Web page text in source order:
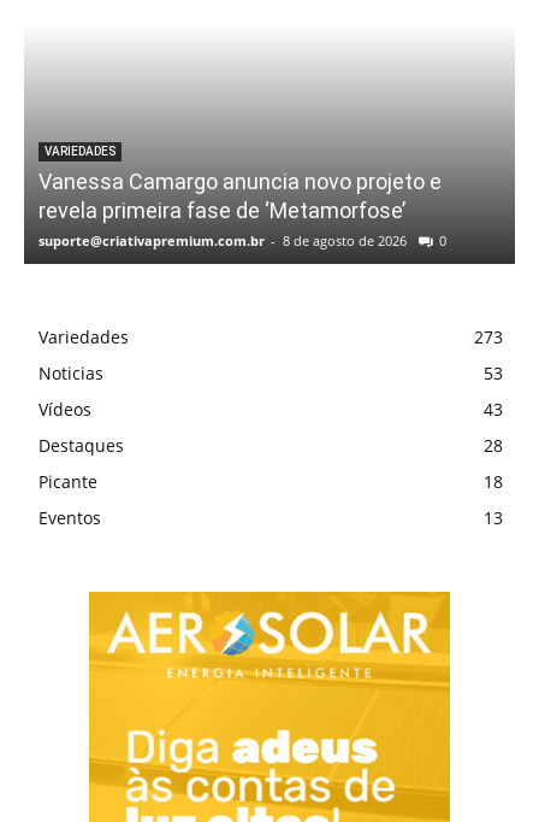
VARIEDADES
Vanessa Camargo anuncia novo projeto e
revela primeira fase de ‘Metamorfose’
suporte@criativapremium.com.br - 8 de agosto de 2026 0
Variedades
273
Noticias
53
Vídeos
43
Destaques
28
Picante
18
Eventos
13